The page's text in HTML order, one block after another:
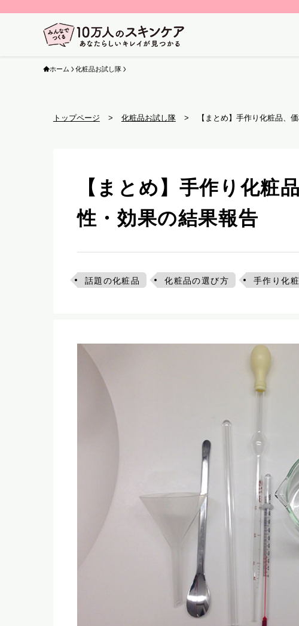
ホーム 化粧品お試し隊
トップページ 化粧品お試し隊 【まとめ】手作り化粧品、
【まとめ】手作り化粧
性・効果の結果報告
話題の化粧品 化粧品の選び方 手作り化